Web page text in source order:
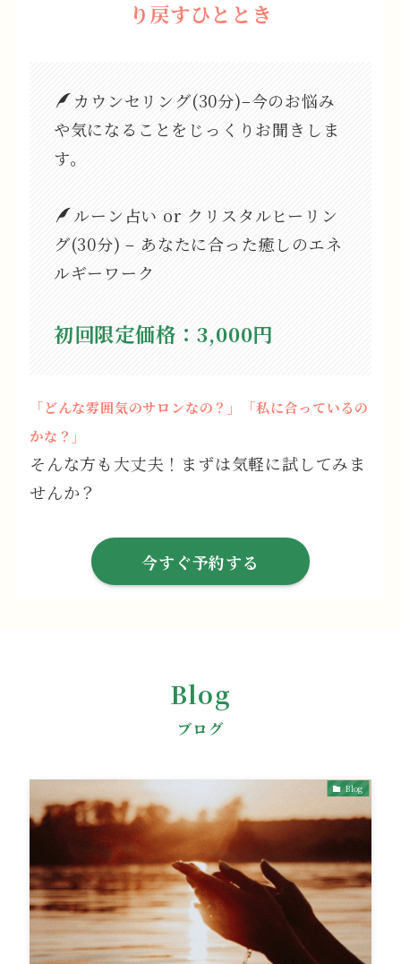
り戻すひととき
カウンセリング(30分)–今のお悩み
や気になることをじっくりお聞きしま
す。
ルーン占い or クリスタルヒーリン
グ(30分) – あなたに合った癒しのエネ
ルギーワーク
初回限定価格：3,000円
「どんな雰囲気のサロンなの？」「私に合っているの
かな？」
そんな方も大丈夫！まずは気軽に試してみま
せんか？
今すぐ予約する
Blog
ブログ
Blog